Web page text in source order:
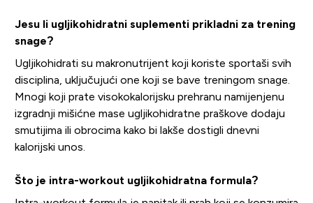
Jesu li ugljikohidratni suplementi prikladni za trening
snage?
Ugljikohidrati su makronutrijent koji koriste sportaši svih
disciplina, uključujući one koji se bave treningom snage.
Mnogi koji prate visokokalorijsku prehranu namijenjenu
izgradnji mišićne mase ugljikohidratne praškove dodaju
smutijima ili obrocima kako bi lakše dostigli dnevni
kalorijski unos.
Što je intra-workout ugljikohidratna formula?